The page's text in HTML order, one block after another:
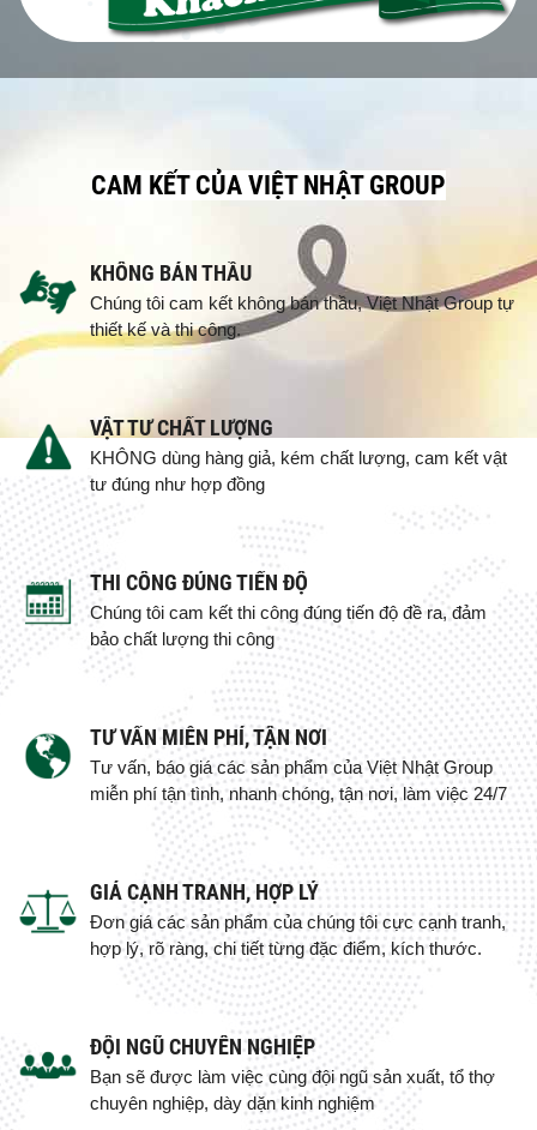
CAM KẾT CỦA VIỆT NHẬT GROUP
KHÔNG BÁN THẦU
Chúng tôi cam kết không bán thầu, Việt Nhật Group tự
thiết kế và thi công.
VẬT TƯ CHẤT LƯỢNG
KHÔNG dùng hàng giả, kém chất lượng, cam kết vật
tư đúng như hợp đồng
THI CÔNG ĐÚNG TIẾN ĐỘ
Chúng tôi cam kết thi công đúng tiến độ đề ra, đảm
bảo chất lượng thi công
TƯ VẤN MIỄN PHÍ, TẬN NƠI
Tư vấn, báo giá các sản phẩm của Việt Nhật Group
miễn phí tận tình, nhanh chóng, tận nơi, làm việc 24/7
GIÁ CẠNH TRANH, HỢP LÝ
Đơn giá các sản phẩm của chúng tôi cực cạnh tranh,
hợp lý, rõ ràng, chi tiết từng đặc điểm, kích thước.
ĐỘI NGŨ CHUYÊN NGHIỆP
Bạn sẽ được làm việc cùng đội ngũ sản xuất, tổ thợ
chuyên nghiệp, dày dặn kinh nghiệm